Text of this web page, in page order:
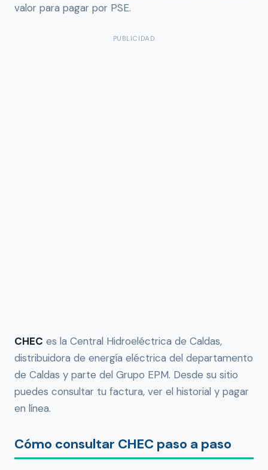
valor para pagar por PSE.
PUBLICIDAD
CHEC es la Central Hidroeléctrica de Caldas,
distribuidora de energía eléctrica del departamento
de Caldas y parte del Grupo EPM. Desde su sitio
puedes consultar tu factura, ver el historial y pagar
en línea.
Cómo consultar CHEC paso a paso